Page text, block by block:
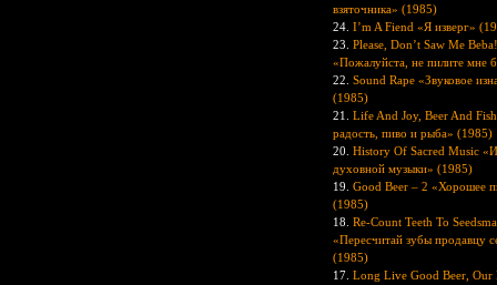
взяточника» (1985)
24. I’m A Fiend «Я изверг»
23. Please, Don’t Saw Me Beba!
«Пожалуйста, не пилите мне
22. Sound Rape «Звуковое
(1985)
21. Life And Joy, Beer And
радость, пиво и рыба» (1985)
20. History Of Sacred Music
духовной музыки» (1985)
19. Good Beer – 2 «Хорошее
(1985)
18. Re-Count Teeth To
«Пересчитай зубы продавцу
(1985)
17. Long Live Good Beer, Our